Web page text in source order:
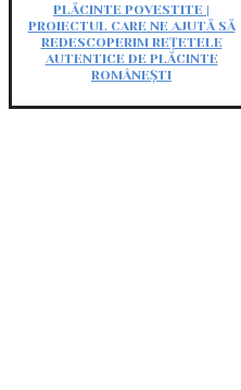
PLĂCINTE POVESTITE |
PROIECTUL CARE NE AJUTĂ SĂ
REDESCOPERIM REȚETELE
AUTENTICE DE PLĂCINTE
ROMÂNEȘTI